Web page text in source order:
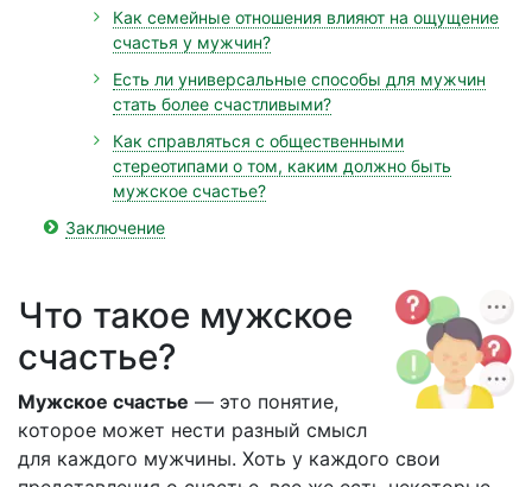
Как семейные отношения влияют на ощущение
счастья у мужчин?
Есть ли универсальные способы для мужчин
стать более счастливыми?
Как справляться с общественными
стереотипами о том, каким должно быть
мужское счастье?
Заключение
Что такое мужское
счастье?
Мужское счастье — это понятие,
которое может нести разный смысл
для каждого мужчины. Хоть у каждого свои